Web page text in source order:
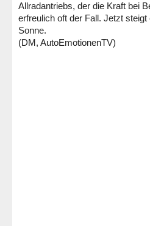
Allradantriebs, der die Kraft bei
erfreulich oft der Fall. Jetzt
Sonne.
(DM, AutoEmotionenTV)